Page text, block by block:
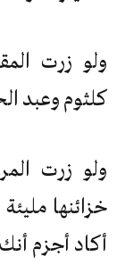
ولو زرت
كلثوم وعبد
ولو زرت
خزائنها
أكاد أجزم